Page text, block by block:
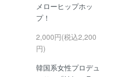
メローヒップホッ
プ！
2,000円(税込2,200
円)
韓国系女性プロデュ